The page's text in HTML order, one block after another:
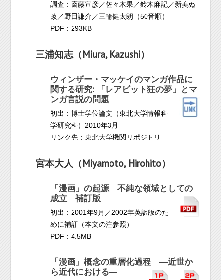
調査：斎藤宣彦／佐々木果／鈴木麻記／新美ぬ
ゑ／野田謙介／三輪健太朗（50音順）
PDF：293KB
三浦知志（Miura, Kazushi）
ウィンザー・マッケイのマンガ作品に
関する研究: 「レアビット狂の夢」とマ
ンガ言説の問題
初出：博士学位論文（東北大学情報科
学研究科）2010年3月
リンク先：東北大学機関リポジトリ
宮本大人（Miyamoto, Hirohito）
「漫画」の起源 不純な領域としての
成立 補訂版
初出：2001年9月／2002年英訳版のた
めに補訂（本文の注参照）
PDF：4.5MB
「漫画」概念の重層化過程 ―近世か
ら近代における―